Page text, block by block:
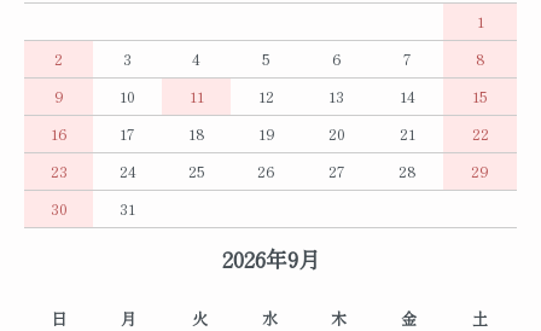
1
2
3 4 5 6 7
8
9
10 11 12 13 14
15
16
17 18 19 20 21
22
23
24 25 26 27 28
29
30
31
2026年9月
日 月 火 水 木 金
土